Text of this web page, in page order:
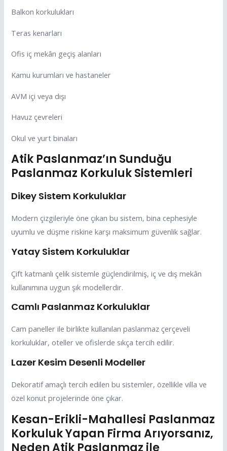
Balkon korkulukları
Teras kenarları
Ofis iç mekân geçiş alanları
Kamu kurumları ve hastaneler
AVM içi veya dışı
Havuz çevreleri
Okul ve yurt binaları
Atik Paslanmaz’ın Sunduğu
Paslanmaz Korkuluk Sistemleri
Dikey Sistem Korkuluklar
Modern çizgileriyle öne çıkan bu sistem, bina cephesiyle
uyumlu ve düşme riskine karşı maksimum güvenlik sağlar.
Yatay Sistem Korkuluklar
Çift katmanlı çelik sistemle güçlendirilmiş, iç ve dış mekân
kullanımına uygun şık modellerdir.
Camlı Paslanmaz Korkuluklar
Cam paneller ile birlikte kullanılan paslanmaz çerçeveli
korkuluklar, oteller ve ofislerde sıkça tercih edilir.
Lazer Kesim Desenli Modeller
Dekoratif amaçlı tercih edilen bu sistemler, özellikle villa ve
özel konut projelerinde öne çıkar.
Kesan-Erikli-Mahallesi Paslanmaz
Korkuluk Yapan Firma Arıyorsanız,
Neden Atik Paslanmaz ile